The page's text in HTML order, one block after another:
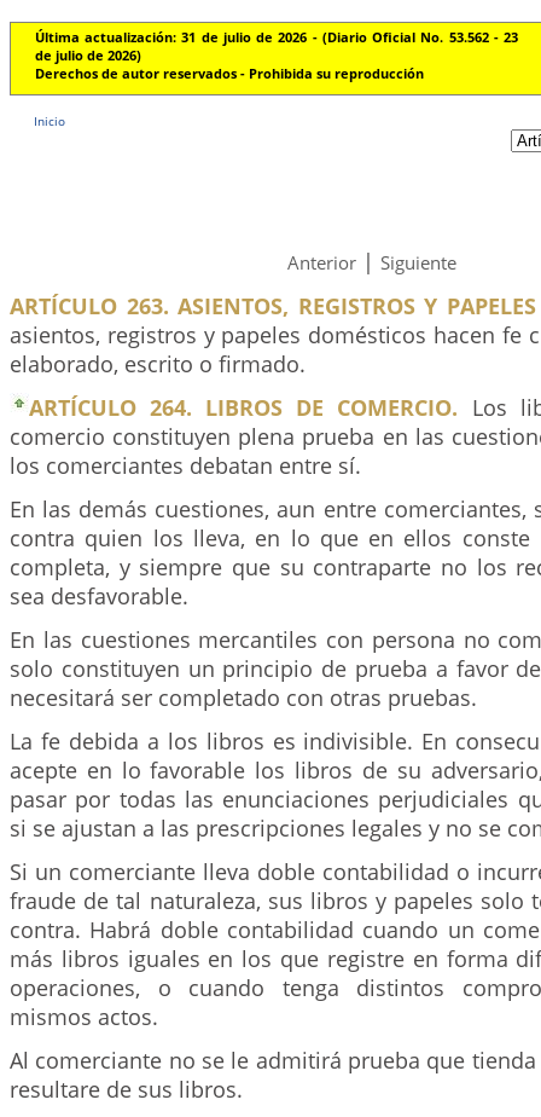
Última actualización: 31 de julio de 2026 - (Diario Oficial No. 53.562 - 23
de julio de 2026)
Derechos de autor reservados - Prohibida su reproducción
Inicio
Anterior | Siguiente
ARTÍCULO 263. ASIENTOS, REGISTROS Y
asientos, registros y papeles domésticos hacen fe
elaborado, escrito o firmado.
ARTÍCULO 264. LIBROS DE COMERCIO. Los
comercio constituyen plena prueba en las
los comerciantes debatan entre sí.
En las demás cuestiones, aun entre comerciantes,
contra quien los lleva, en lo que en ellos conste
completa, y siempre que su contraparte no los
sea desfavorable.
En las cuestiones mercantiles con persona no
solo constituyen un principio de prueba a favor
necesitará ser completado con otras pruebas.
La fe debida a los libros es indivisible. En
acepte en lo favorable los libros de su
pasar por todas las enunciaciones perjudiciales
si se ajustan a las prescripciones legales y no se
Si un comerciante lleva doble contabilidad o
fraude de tal naturaleza, sus libros y papeles solo
contra. Habrá doble contabilidad cuando un
más libros iguales en los que registre en forma
operaciones, o cuando tenga distintos
mismos actos.
Al comerciante no se le admitirá prueba que
resultare de sus libros.